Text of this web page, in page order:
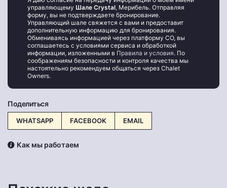
управляющему Шале Crystal, Мерибель. Отправляя
форму, вы не подтверждаете бронирование.
Управляющий шале свяжется с вами и предоставит
дополнительную информацию для бронирования.
Обмениваясь информацией через платформу CO, вы
соглашаетесь с условиями сервиса и обработкой
информации, изложенными в Правила и условия. По
соображениям безопасности и контроля качества мы
настоятельно рекомендуем общаться через Chalet
Owners.
Поделиться
WHATSAPP FACEBOOK EMAIL
Как мы работаем